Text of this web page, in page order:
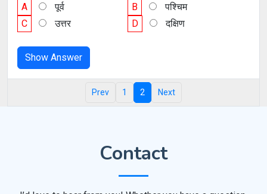
A पूर्व B
पश्चिम
C
उत्तर D दक्षिण
Show Answer
Prev 1 2 Next
Contact